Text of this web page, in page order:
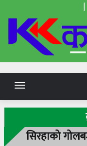
|
Toggle
navigation
सिरहाको